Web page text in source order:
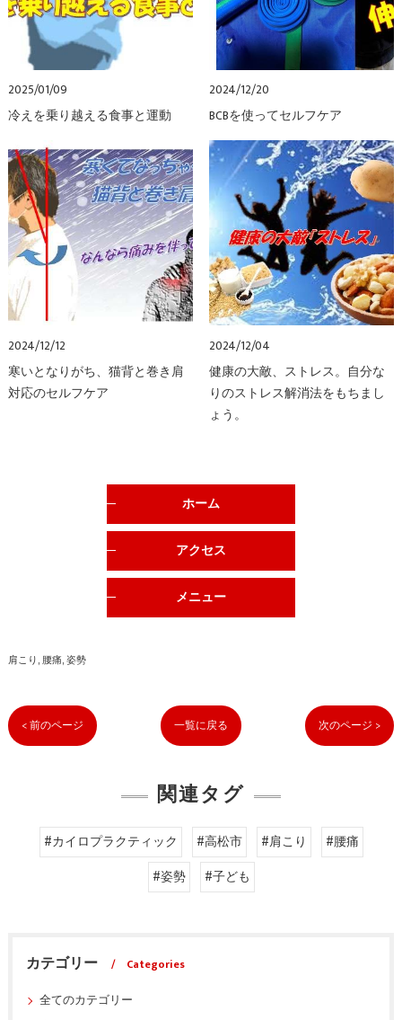
2025/01/09
冷えを乗り越える食事と運動
2024/12/20
BCBを使ってセルフケア
2024/12/12
寒いとなりがち、猫背と巻き肩
対応のセルフケア
2024/12/04
健康の大敵、ストレス。自分な
りのストレス解消法をもちまし
ょう。
ホーム
アクセス
メニュー
肩こり 腰痛 姿勢
< 前のページ 一覧に戻る 次のページ >
関連タグ
#カイロプラクティック #高松市 #肩こり
#腰痛
#姿勢
#子ども
カテゴリー
Categories
全てのカテゴリー